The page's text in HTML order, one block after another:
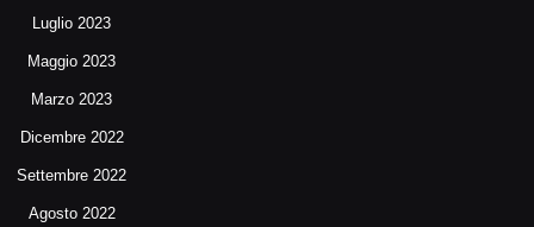
Luglio 2023
Maggio 2023
Marzo 2023
Dicembre 2022
Settembre 2022
Agosto 2022